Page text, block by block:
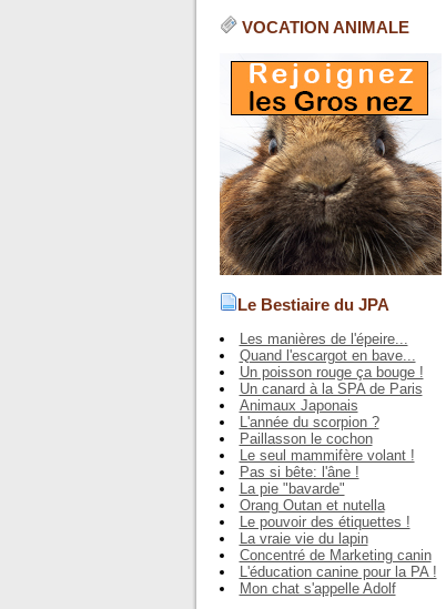
VOCATION ANIMALE
Le Bestiaire du JPA
Les manières de l'épeire...
Quand l'escargot en bave...
Un poisson rouge ça bouge !
Un canard à la SPA de Paris
Animaux Japonais
L'année du scorpion ?
Paillasson le cochon
Le seul mammifère volant !
Pas si bête: l'âne !
La pie "bavarde"
Orang Outan et nutella
Le pouvoir des étiquettes !
La vraie vie du lapin
Concentré de Marketing canin
L'éducation canine pour la PA !
Mon chat s'appelle Adolf